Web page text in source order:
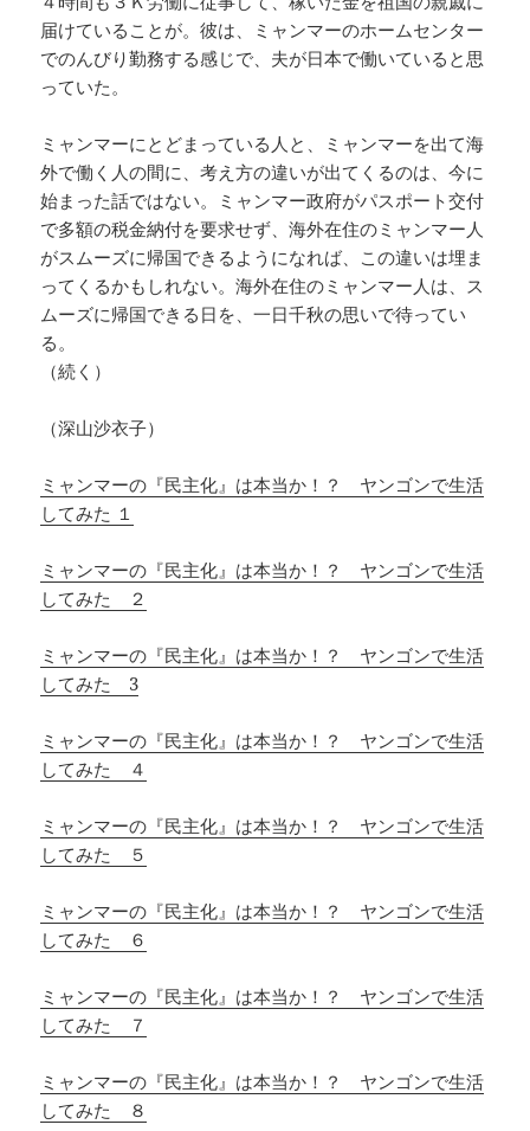
届けていることが。彼は、ミャンマーのホームセンター
でのんびり勤務する感じで、夫が日本で働いていると思
っていた。
ミャンマーにとどまっている人と、ミャンマーを出て海
外で働く人の間に、考え方の違いが出てくるのは、今に
始まった話ではない。ミャンマー政府がパスポート交付
で多額の税金納付を要求せず、海外在住のミャンマー人
がスムーズに帰国できるようになれば、この違いは埋ま
ってくるかもしれない。海外在住のミャンマー人は、ス
ムーズに帰国できる日を、一日千秋の思いで待ってい
る。
（続く）
（深山沙衣子）
ミャンマーの『民主化』は本当か！？ ヤンゴンで生活
してみた １
ミャンマーの『民主化』は本当か！？ ヤンゴンで生活
してみた ２
ミャンマーの『民主化』は本当か！？ ヤンゴンで生活
してみた 3
ミャンマーの『民主化』は本当か！？ ヤンゴンで生活
してみた ４
ミャンマーの『民主化』は本当か！？ ヤンゴンで生活
してみた ５
ミャンマーの『民主化』は本当か！？ ヤンゴンで生活
してみた ６
ミャンマーの『民主化』は本当か！？ ヤンゴンで生活
してみた ７
ミャンマーの『民主化』は本当か！？ ヤンゴンで生活
してみた ８